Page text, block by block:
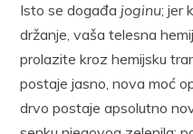
Isto se događa joginu; jer
držanje, vaša telesna
prolazite kroz hemijsku
postaje jasno, nova moć
drvo postaje apsolutno